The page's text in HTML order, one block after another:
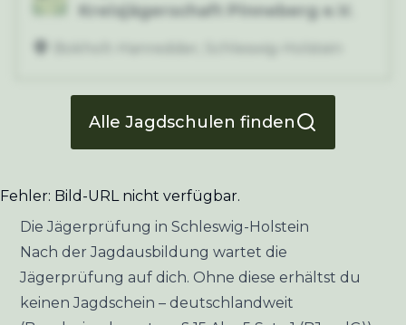
Kreisjägerschaft Pinneberg e.V.
Alle Jagdschulen finden
Fehler: Bild-URL nicht verfügbar.
Die Jägerprüfung in Schleswig-Holstein
Nach der Jagdausbildung wartet die
Jägerprüfung auf dich. Ohne diese erhältst du
keinen Jagdschein – deutschlandweit